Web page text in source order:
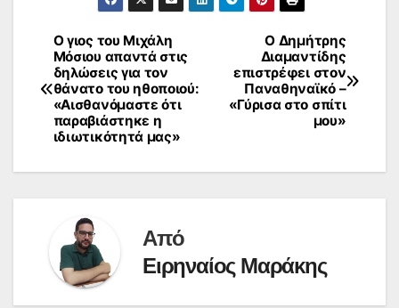
Πλοήγηση
άρθρων
Ο Δημήτρης
Διαμαντίδης
επιστρέφει στον
Παναθηναϊκό –
«Γύρισα στο σπίτι
μου»
Ο γιος του Μιχάλη
Μόσιου απαντά στις
δηλώσεις για τον
θάνατο του ηθοποιού:
«Αισθανόμαστε ότι
παραβιάστηκε η
ιδιωτικότητά μας»
Από
Ειρηναίος Μαράκης